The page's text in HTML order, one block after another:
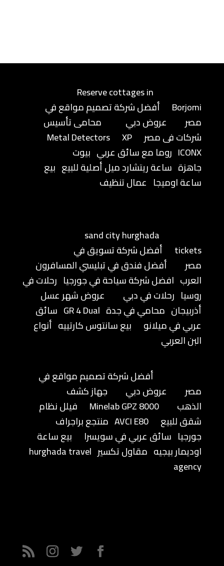
Reserve cottages in
Borjomi
أفضل شركة تصميم مواقع في
مصر
عروض دبي
محامى تأسيس
شركات فى مصر
Metal Detectors
XP
ICONX روما مع سائق عربي بيوت
جاهزة ساعة ريتشارد ميل أصلية للبيع بيع
ساعة اوميجا عمال تنظيف
sand city hurghada
tickets
أفضل شركة تسويق في
مصر
أفضل فندق في تبليسي المسافرون
العرب افضل شركة سياحة في جورجيا رحلات في
روسيا رحلات في دبي
عروض شهر عسل
أذربيجان محامي في جدة GR 4 Dual سائق
عربي في ميلانو
بيع سانتوس كارتييه أنواع
البن العربي
أفضل شركة تصميم مواقع في
مصر
عروض دبي
جهاز كشف
الذهب
Minelab GPZ 8000
فيلل نظام
شقق للبيع
AVCI E80 منتجع براجراف
جورجيا سائق عربي في سويسرا
بيع ساعة
اوديمار بيجيه مقاول تكسير hurghada travel
agency